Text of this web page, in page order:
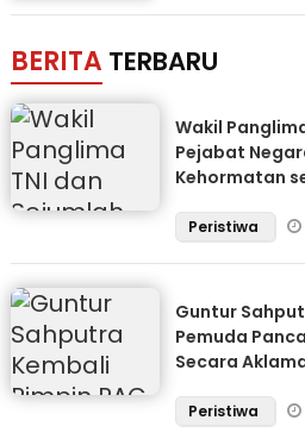
BERITA TERBARU
Wakil
Pejabat
Kehormatan
Peristiwa
Guntur
Pemuda
Secara
Peristiwa